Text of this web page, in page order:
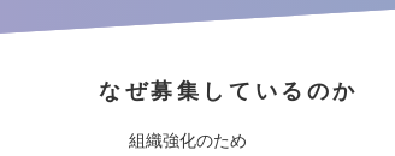
なぜ募集しているのか
組織強化のため